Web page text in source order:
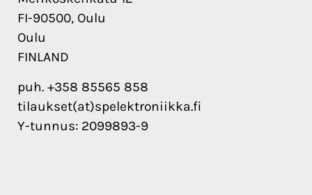
FI-90500, Oulu
Oulu
FINLAND
puh. +358 85565 858
tilaukset(at)spelektroniikka.fi
Y-tunnus: 2099893-9